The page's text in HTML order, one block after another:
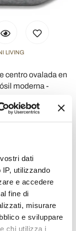
dati
utilizzando
e accedere
fine di
misurare
e sviluppare
chi utilizza i
LIVING
centro ovalada en
moderna -
$ 16.612,68